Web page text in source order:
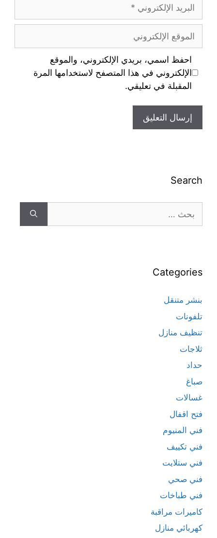
احفظ اسمي، بريدي الإلكتروني، والموقع
الإلكتروني في هذا المتصفح لاستخدامها المرة
المقبلة في تعليقي.
Search
Categories
بنشر متنقل
تلفونات
تنظيف منازل
ثلاجات
حداد
صباغ
غسالات
فتح اقفال
فني المنيوم
فني تكييف
فني ستلايت
فني صحي
فني طباخات
كاميرات مراقبة
كهربائي منازل